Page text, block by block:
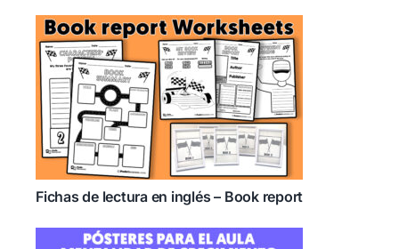
Fichas de lectura en inglés – Book report